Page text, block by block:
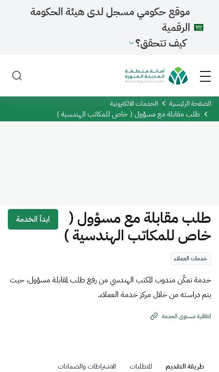
موقع حكومي مسجل لدى هيئة الحكومة
الرقمية
كيف تتحقق؟
الصفحة الرئيسية الخدمات الالكترونية
طلب مقابلة مع مسؤول ( خاص للمكاتب الهندسية )
طلب مقابلة مع مسؤول (
خاص للمكاتب الهندسية )
ابدأ الخدمة
خدمات العملاء
خدمة تمكّن مندوب المكتب الهندسي من رفع طلب لمقابلة مسؤول، حيث
يتم دراسته من خلال مركز خدمة العملاء.
اتفاقية مستوى الخدمة
طريقة التقديم المتطلبات الاشتراطات والضمانات